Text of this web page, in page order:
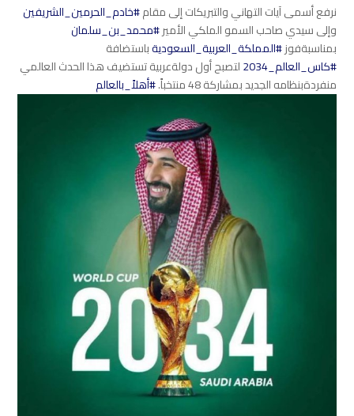
نرفع أسمى آيات التهاني والتبريكات إلى مقام#خادم_الحرمين_الشريفين
وإلى سيدي صاحب السمو الملكي الأمير#محمد_بن_سلمان
بمناسبةفوز#المملكة_العربية_السعوديةباستضافة
#كاس_العالم_2034
لتصبح أول دولةعربية تستضيف هذا الحدث العالمي
منفردةبنظامه الجديد بمشاركة 48 منتخباً.
#أهلاً_بالعالم